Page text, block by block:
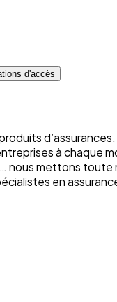
d'accès
à chaque
mettons
en